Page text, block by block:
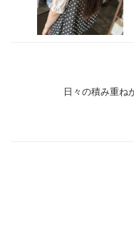
日々の積み重ね